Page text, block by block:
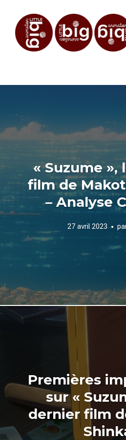
« Suzume »,
film de
– Analyse
27 avril 2023
Premières
sur «
dernier film